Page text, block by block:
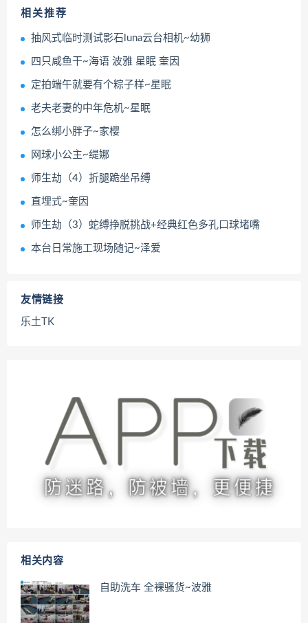
相关推荐
抽风式临时测试影石luna云台相机~幼狮
四只咸鱼干~海语 波雅 星眠 奎因
定拍端午就要有个粽子样~星眠
老夫老妻的中年危机~星眠
怎么绑小胖子~家樱
网球小公主~缇娜
师生劫（4）折腿跪坐吊缚
直埋式~奎因
师生劫（3）蛇缚挣脱挑战+经典红色多孔口球堵嘴
本台日常施工现场随记~泽爱
友情链接
乐土TK
相关内容
自助洗车 全裸骚货~波雅